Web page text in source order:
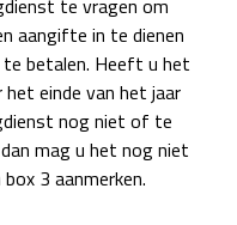
te vragen om
aangifte in te dienen
te betalen. Heeft u het
einde van het jaar
nog niet of te
mag u het nog niet
3 aanmerken.